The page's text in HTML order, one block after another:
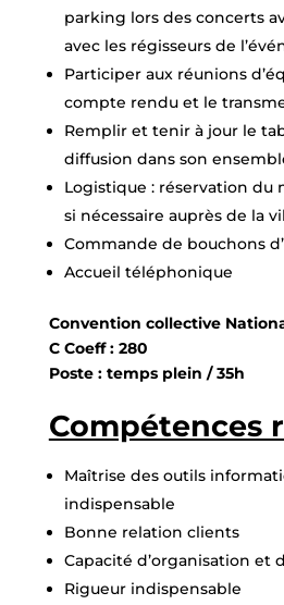
parking lors des concerts
avec les régisseurs de
Participer aux réunions
compte rendu et le
Remplir et tenir à jour le
diffusion dans son
Logistique : réservation du
si nécessaire auprès de la
Commande de bouchons
Accueil téléphonique
Convention collective
C Coeff : 280
Poste : temps plein / 35h
Compétences
Maîtrise des outils
indispensable
Bonne relation clients
Capacité d’organisation et
Rigueur indispensable